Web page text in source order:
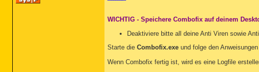
WICHTIG - Speichere Combofix auf deinem
Deaktiviere bitte all deine Anti Viren sowie
Starte die Combofix.exe und folge den
Wenn Combofix fertig ist, wird es eine Logfile